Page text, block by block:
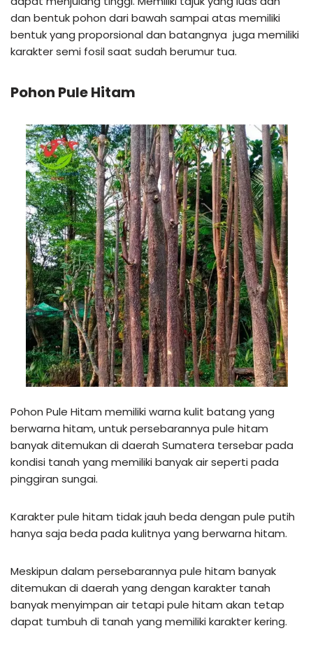
dan bentuk pohon dari bawah sampai atas memiliki
bentuk yang proporsional dan batangnya juga memiliki
karakter semi fosil saat sudah berumur tua.
Pohon Pule Hitam
Pohon Pule Hitam memiliki warna kulit batang yang
berwarna hitam, untuk persebarannya pule hitam
banyak ditemukan di daerah Sumatera tersebar pada
kondisi tanah yang memiliki banyak air seperti pada
pinggiran sungai.
Karakter pule hitam tidak jauh beda dengan pule putih
hanya saja beda pada kulitnya yang berwarna hitam.
Meskipun dalam persebarannya pule hitam banyak
ditemukan di daerah yang dengan karakter tanah
banyak menyimpan air tetapi pule hitam akan tetap
dapat tumbuh di tanah yang memiliki karakter kering.